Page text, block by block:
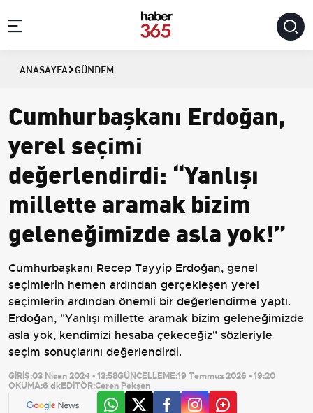
ANASAYFA GÜNDEM
Cumhurbaşkanı Erdoğan,
yerel seçimi
değerlendirdi: “Yanlışı
millette aramak bizim
geleneğimizde asla yok!”
Cumhurbaşkanı Recep Tayyip Erdoğan, genel
seçimlerin hemen ardından gerçekleşen yerel
seçimlerin ardından önemli bir değerlendirme yaptı.
Erdoğan, "Yanlışı millette aramak bizim geleneğimizde
asla yok, kendimizi hesaba çekeceğiz" sözleriyle
seçim sonuçlarını değerlendirdi.
GİRİŞ:03 Nisan 2024 - 13:58GÜNCELLEME:19 Temmuz 2026 - 19:20
OKUMA:6 dkEDİTÖR:Ceren Pekşen